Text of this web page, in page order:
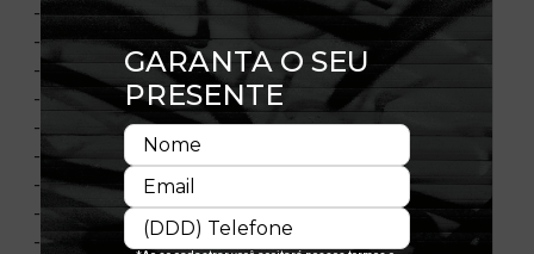
- Painel frontal único
- Flag New Era bordada à esquerda
- Painéis laterais e traseiros em mesh
- Aba curva
- Painéis frontais estruturados
- Ajustável
- Fechamento tipo Snapback
- Composição: 100% Poliéster
- Licença oficial